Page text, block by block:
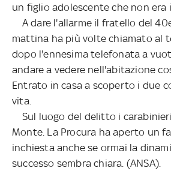
un figlio adolescente che non era
A dare l'allarme il fratello del
mattina ha più volte chiamato al
dopo l'ennesima telefonata a
andare a vedere nell'abitazione
Entrato in casa a scoperto i due
vita.
Sul luogo del delitto i carabinieri
Monte. La Procura ha aperto un
inchiesta anche se ormai la
successo sembra chiara. (ANSA).